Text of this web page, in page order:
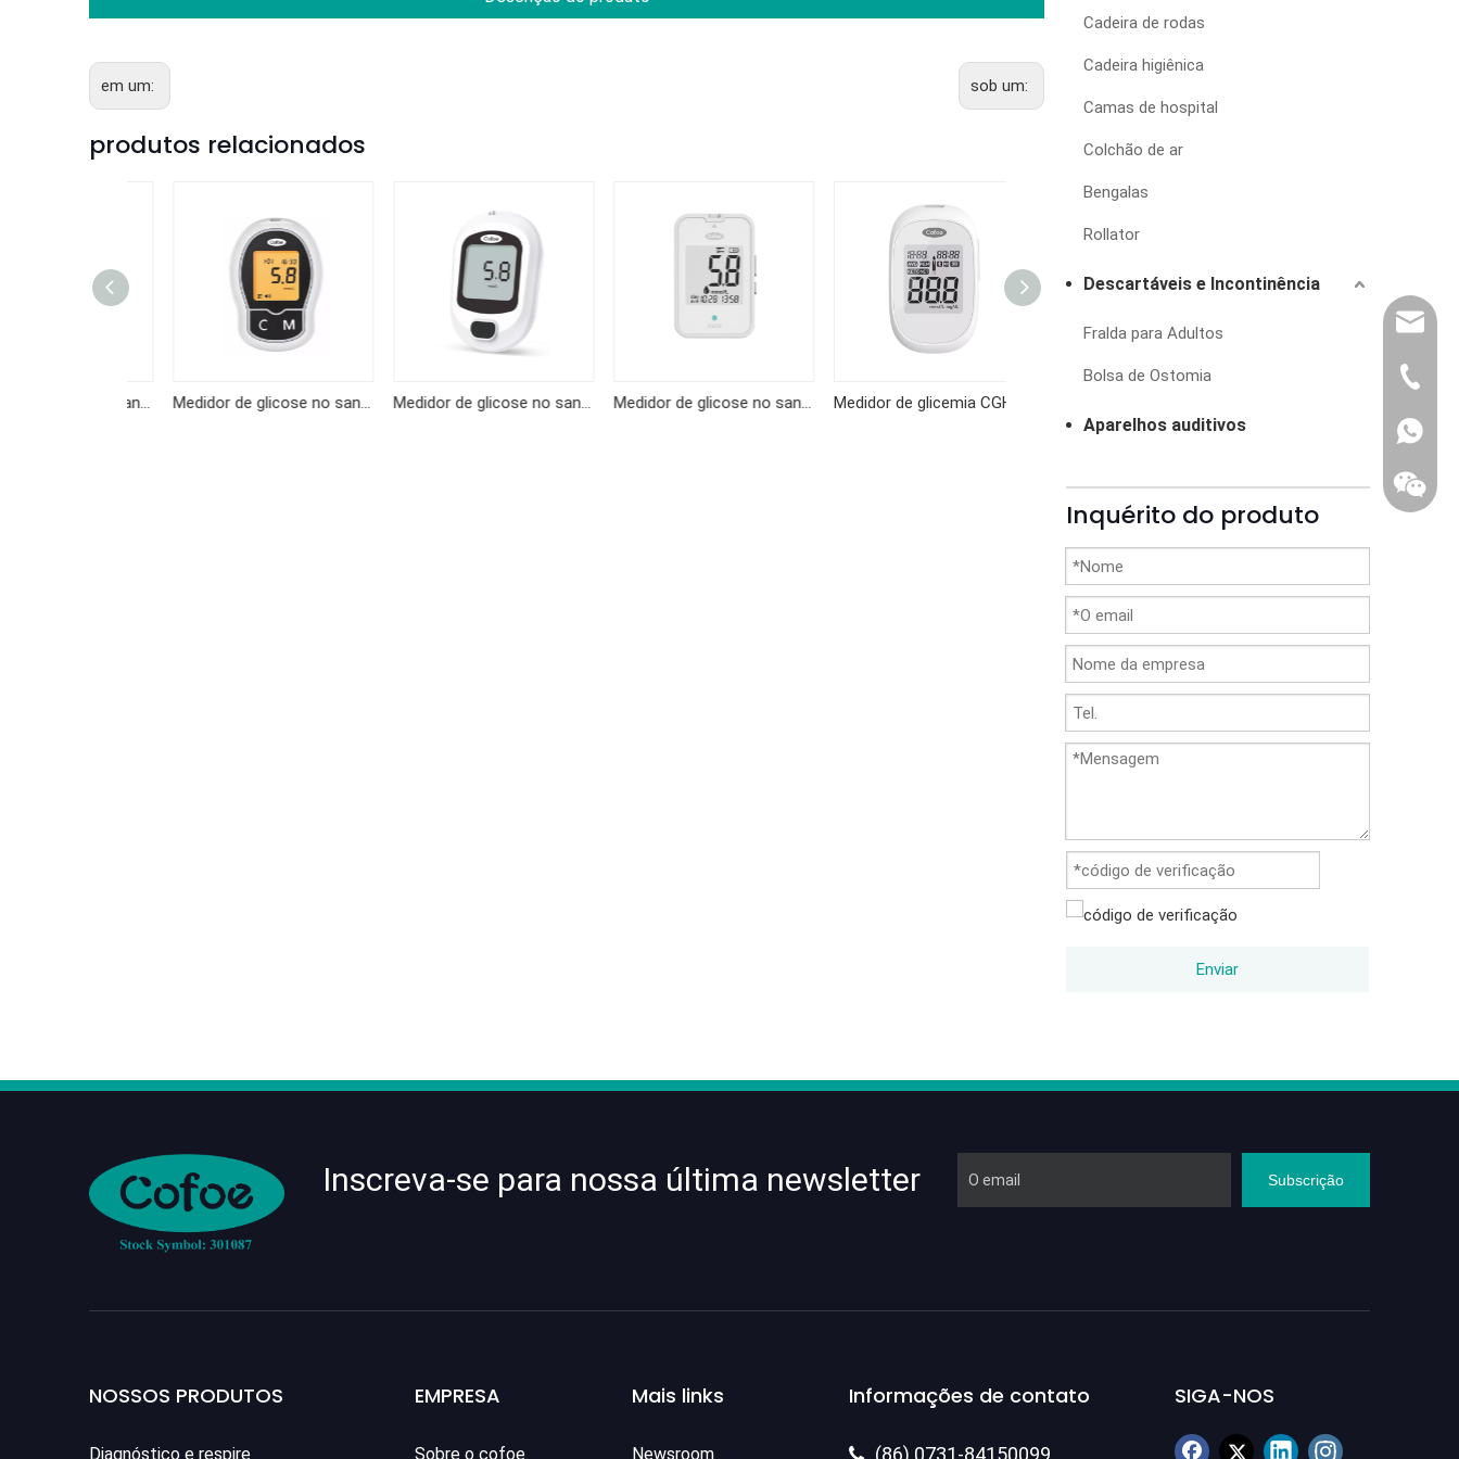
em um: sob um:
produtos relacionados
Medidor de glicose no sangue KF-A04 Medidor de glicose no sangue KF-B02 Medidor de glicose no sangue KF-B12 Medidor de glicemia CGH310
Cadeira de rodas
Cadeira higiênica
Camas de hospital
Colchão de ar
Bengalas
Rollator
Descartáveis e Incontinência
Fralda para Adultos
Bolsa de Ostomia
Aparelhos auditivos
Inquérito do produto
Enviar
Inscreva-se para nossa última newsletter Subscrição
NOSSOS PRODUTOS
Diagnóstico e respire
EMPRESA
Sobre o cofoe.
Mais links
Newsroom
Informações de contato
 (86) 0731-84150099
SIGA-NOS
(86)
86-